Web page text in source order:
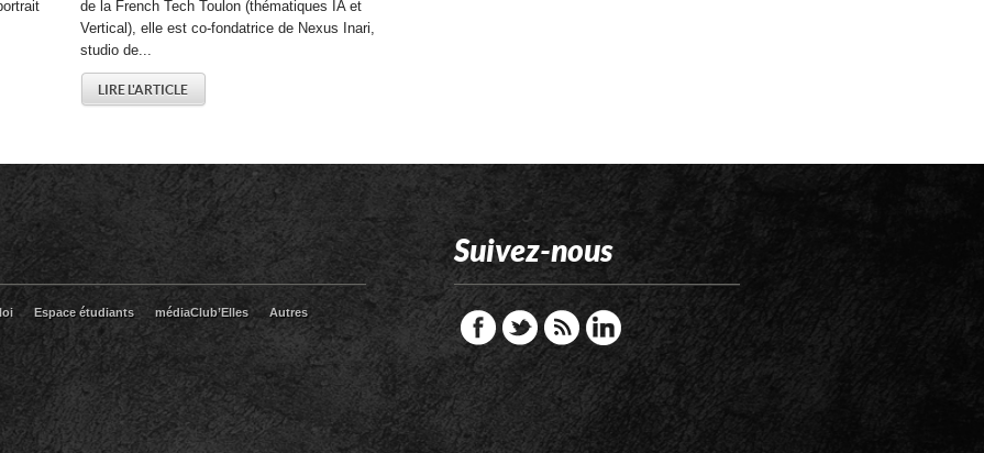
de la French Tech Toulon (thématiques IA et
Vertical), elle est co-fondatrice de Nexus Inari,
studio de...
LIRE L'ARTICLE
Espace étudiants médiaClub’Elles
Autres
Suivez-nous
FacebookTwitter RSS LinkedIn